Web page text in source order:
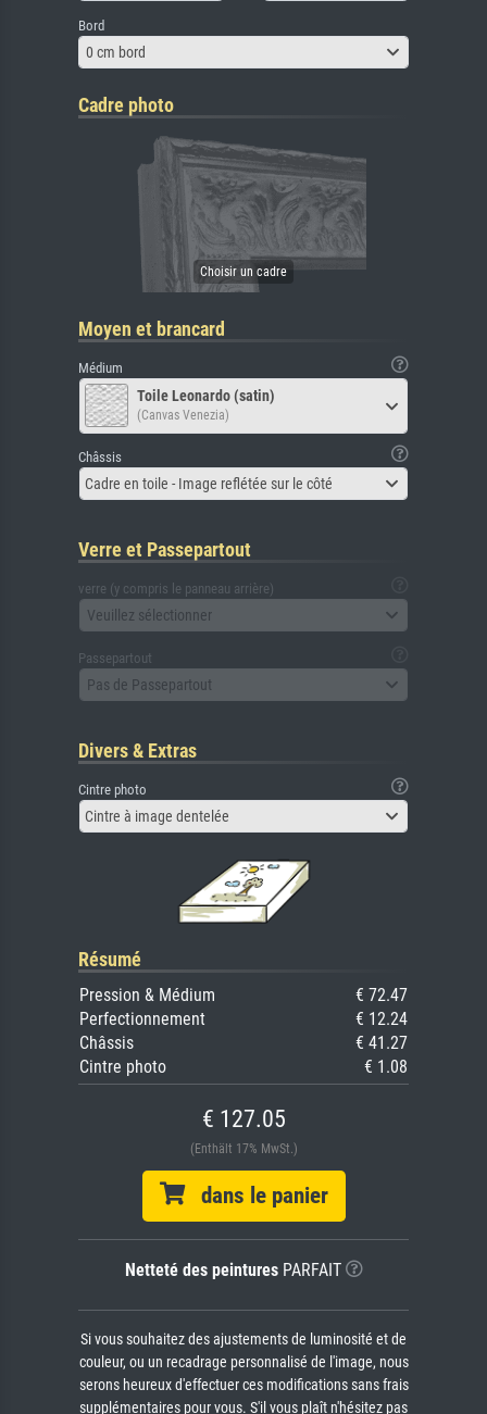
Bord
0 cm bord
Cadre photo
Moyen et brancard
Médium
Toile Leonardo (satin)
(Canvas Venezia)
Châssis
Cadre en toile - Image reflétée sur le côté
Verre et Passepartout
verre (y compris le panneau arrière)
Veuillez sélectionner
Passepartout
Pas de Passepartout
Divers & Extras
Cintre photo
Cintre à image dentelée
Résumé
Pression & Médium
€ 72.47
Perfectionnement
€ 12.24
Châssis
€ 41.27
Cintre photo
€ 1.08
€ 127.05
(Enthält 17% MwSt.)
dans le panier
Netteté des peinturesPARFAIT
Si vous souhaitez des ajustements de luminosité et de
couleur, ou un recadrage personnalisé de l'image, nous
serons heureux d'effectuer ces modifications sans frais
supplémentaires pour vous. S'il vous plaît n'hésitez pas